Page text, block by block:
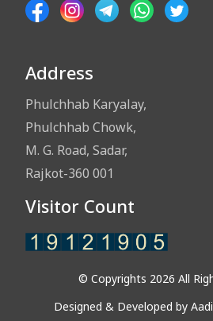
Address
Phulchhab Karyalay,
Phulchhab Chowk,
M. G. Road, Sadar,
Rajkot-360 001
Visitor Count
© Copyrights 2026 All
Designed & Developed by